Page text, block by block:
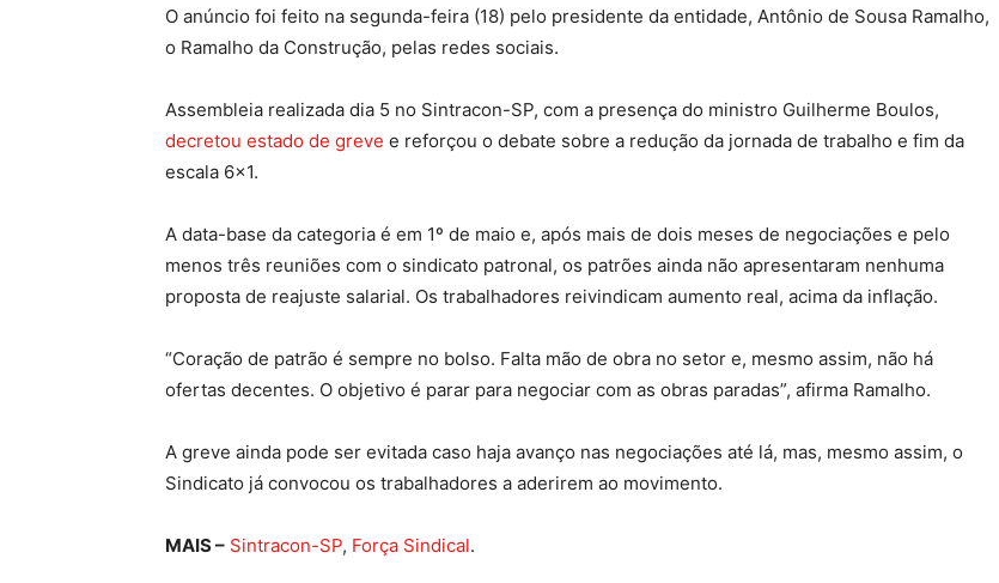
O anúncio foi feito na segunda-feira (18) pelo presidente da entidade, Antônio de Sousa Ramalho,
o Ramalho da Construção, pelas redes sociais.
Assembleia realizada dia 5 no Sintracon-SP, com a presença do ministro Guilherme Boulos,
decretou estado de greve e reforçou o debate sobre a redução da jornada de trabalho e fim da
escala 6×1.
A data-base da categoria é em 1º de maio e, após mais de dois meses de negociações e pelo
menos três reuniões com o sindicato patronal, os patrões ainda não apresentaram nenhuma
proposta de reajuste salarial. Os trabalhadores reivindicam aumento real, acima da inflação.
“Coração de patrão é sempre no bolso. Falta mão de obra no setor e, mesmo assim, não há
ofertas decentes. O objetivo é parar para negociar com as obras paradas”, afirma Ramalho.
A greve ainda pode ser evitada caso haja avanço nas negociações até lá, mas, mesmo assim, o
Sindicato já convocou os trabalhadores a aderirem ao movimento.
MAIS – Sintracon-SP, Força Sindical.